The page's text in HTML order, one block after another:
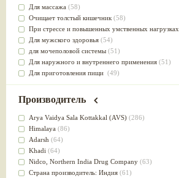
Для массажа (58)
Очищает толстый кишечник (58)
При стрессе и повышенных умственных нагрузках
Для мужского здоровья (54)
для мочеполовой системы (51)
Для наружного и внутреннего применения (51)
Для приготовления пищи (49)
от инфекций мочеполовой системы(49)
для суставов
Лечит опухоли и отеки(46)
Для медитации
выводит токсины
Для здоровья печени
Для тела(39)
для очищения крови(38)
Производитель
Arya Vaidya Sala Kottakkal (AVS) (286)
Himalaya (86)
Adarsh (64)
Khadi (64)
Nidсo, Northern India Drug Company (63)
Страна производитель: Индия (61)